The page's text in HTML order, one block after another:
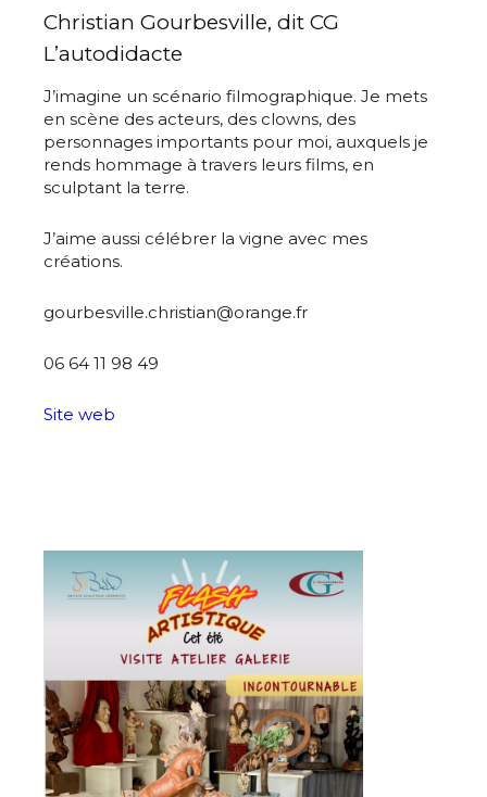
Adresse email*
Nom
J'accepte les termes et conditions
* Champ obligatoire
Statut / Organisation
J'accepte lestermes et conditions
Christian Gourbesville, dit CG
L’autodidacte
J’imagine un scénario filmographique. Je mets
en scène des acteurs, des clowns, des
personnages importants pour moi, auxquels je
rends hommage à travers leurs films, en
sculptant la terre.
J’aime aussi célébrer la vigne avec mes
créations.
gourbesville.christian@orange.fr
06 64 11 98 49
Site web